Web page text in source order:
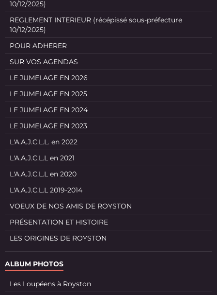
10/12/2025)
REGLEMENT INTERIEUR (récépissé sous-préfecture
10/12/2025)
POUR ADHERER
SUR VOS AGENDAS
LE JUMELAGE EN 2026
LE JUMELAGE EN 2025
LE JUMELAGE EN 2024
LE JUMELAGE EN 2023
L'A.A.J.C.L.L. en 2022
L'A.A.J.C.L.L en 2021
L'A.A.J.C.L.L en 2020
L'A.A.J.C.L.L 2019-2014
VOEUX DE NOS AMIS DE ROYSTON
PRÉSENTATION ET HISTOIRE
LES ORIGINES DE ROYSTON
ALBUM PHOTOS
Les Loupéens à Royston